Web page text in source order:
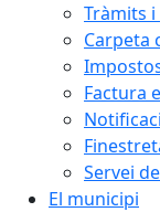
Tràmits
Carpeta
Factura
Servei
El municipi